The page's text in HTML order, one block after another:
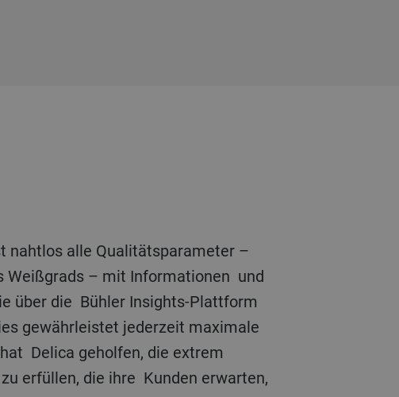
Weißgrads – mit Informationen und
über die Bühler Insights-Plattform
gewährleistet jederzeit maximale
Delica geholfen, die extrem
erfüllen, die ihre Kunden erwarten,